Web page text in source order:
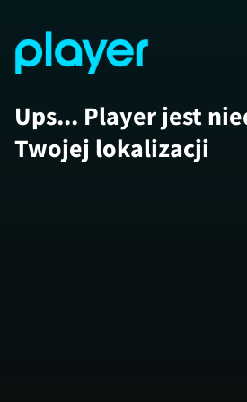
Ups... Player jest
Twojej lokalizacji